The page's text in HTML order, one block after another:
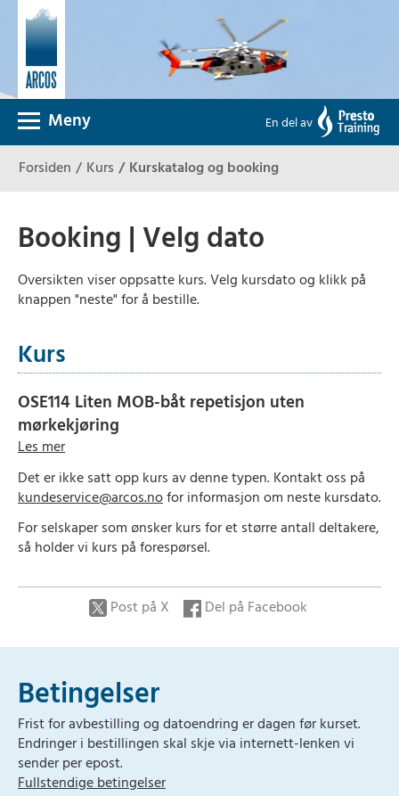
Meny En del av
Forsiden Kurs Kurskatalog og booking
Booking | Velg dato
Oversikten viser oppsatte kurs. Velg kursdato og klikk på
knappen "neste" for å bestille.
Kurs
OSE114 Liten MOB-båt repetisjon uten
mørkekjøring
Les mer
Send skjema
Det er ikke satt opp kurs av denne typen. Kontakt oss på
kundeservice@arcos.nofor informasjon om neste kursdato.
For selskaper som ønsker kurs for et større antall deltakere,
så holder vi kurs på forespørsel.
Post på X Del på Facebook
Betingelser
Frist for avbestilling og datoendring er dagen før kurset.
Endringer i bestillingen skal skje via internett-lenken vi
sender per epost.
Fullstendige betingelser